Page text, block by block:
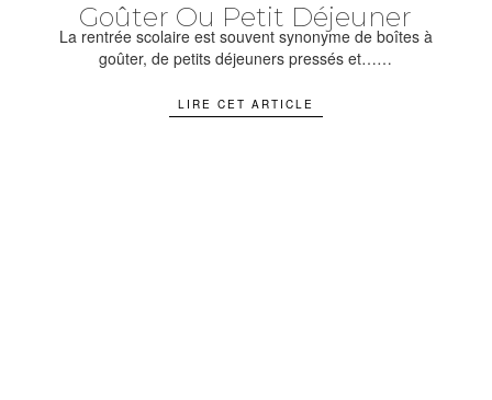
Goûter Ou Petit Déjeuner
La rentrée scolaire est souvent synonyme de boîtes à
goûter, de petits déjeuners pressés et……
LIRE CET ARTICLE